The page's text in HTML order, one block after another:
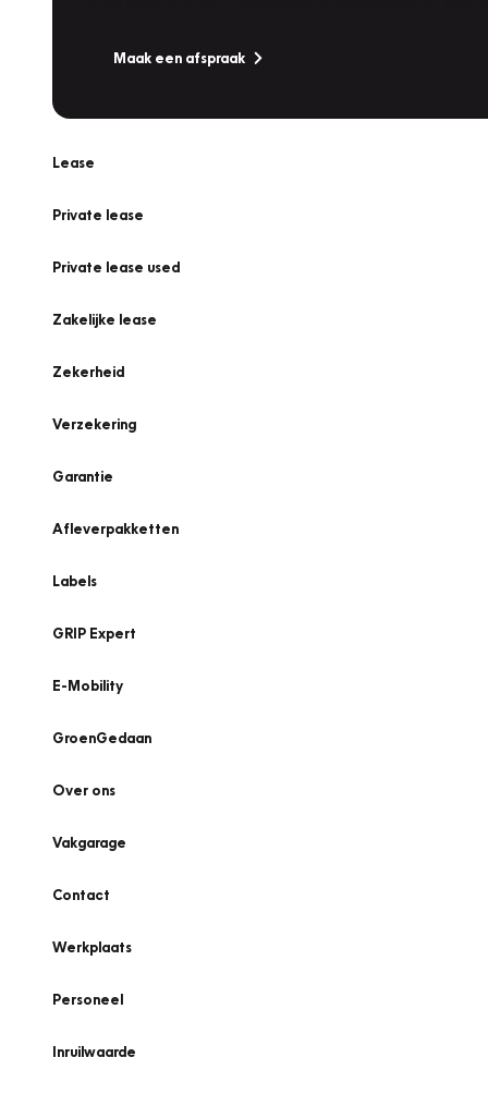
Maak een afspraak
Lease
Private lease
Private lease used
Zakelijke lease
Zekerheid
Verzekering
Garantie
Afleverpakketten
Labels
GRIP Expert
E-Mobility
GroenGedaan
Over ons
Vakgarage
Contact
Werkplaats
Personeel
Inruilwaarde